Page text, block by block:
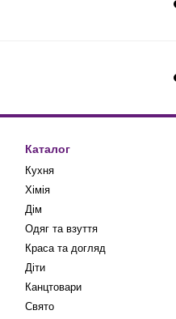
Каталог
Кухня
Хімія
Дім
Одяг та взуття
Краса та догляд
Діти
Канцтовари
Свято